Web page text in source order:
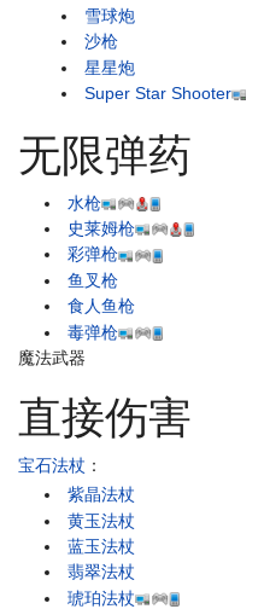
雪球炮
沙枪
星星炮
Super Star Shooter
无限弹药
水枪
史莱姆枪
彩弹枪
鱼叉枪
食人鱼枪
毒弹枪
魔法武器
直接伤害
宝石法杖 ：
紫晶法杖
黄玉法杖
蓝玉法杖
翡翠法杖
琥珀法杖